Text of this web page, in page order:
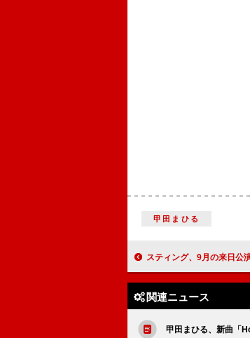
甲田まひる
スティング、9月の来日公演に
関連ニュース
甲田まひる、新曲「